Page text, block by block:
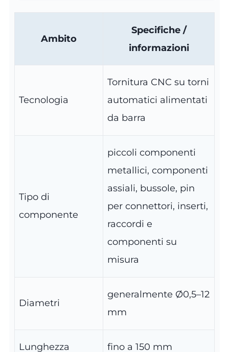
Ambito
Specifiche /
informazioni
Tecnologia
Tornitura CNC su torni
automatici alimentati
da barra
Tipo di
componente
piccoli componenti
metallici, componenti
assiali, bussole, pin
per connettori, inserti,
raccordi e
componenti su
misura
Diametri
generalmente Ø0,5–12
mm
Lunghezza fino a 150 mm